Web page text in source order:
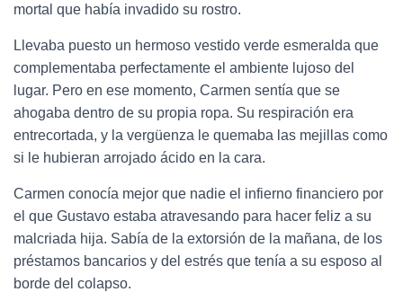
mortal que había invadido su rostro.
Llevaba puesto un hermoso vestido verde esmeralda que
complementaba perfectamente el ambiente lujoso del
lugar. Pero en ese momento, Carmen sentía que se
ahogaba dentro de su propia ropa. Su respiración era
entrecortada, y la vergüenza le quemaba las mejillas como
si le hubieran arrojado ácido en la cara.
Carmen conocía mejor que nadie el infierno financiero por
el que Gustavo estaba atravesando para hacer feliz a su
malcriada hija. Sabía de la extorsión de la mañana, de los
préstamos bancarios y del estrés que tenía a su esposo al
borde del colapso.